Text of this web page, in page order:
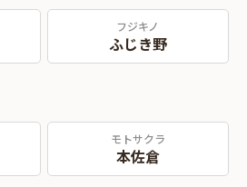
フジキノ
ふじき野
モトサクラ
本佐倉